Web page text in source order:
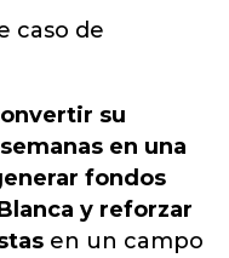
caso de
su
en una
fondos
y reforzar
en un campo